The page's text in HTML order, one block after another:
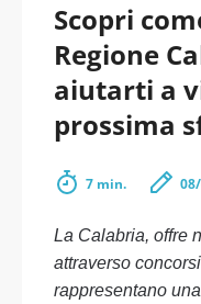
Scopri
Regione
aiutarti a
prossima
7 min.
La Calabria, offre
attraverso
rappresentano